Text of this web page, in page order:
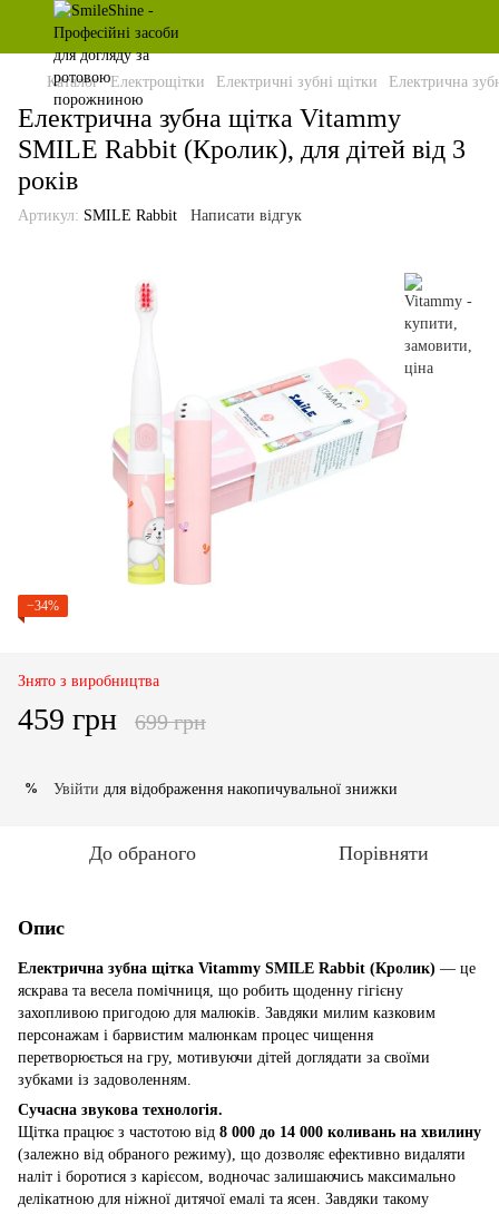
Каталог Електрощітки Електричні зубні щітки Електрична
Електрична зубна щітка Vitammy
SMILE Rabbit (Кролик), для дітей від 3
років
Артикул: SMILE Rabbit Написати відгук
−34%
Знято з виробництва
459 грн 699 грн
% Увійти для відображення накопичувальної знижки
До обраного Порівняти
Опис
Електрична зубна щітка Vitammy SMILE Rabbit (Кролик) — це
яскрава та весела помічниця, що робить щоденну гігієну
захопливою пригодою для малюків. Завдяки милим казковим
персонажам і барвистим малюнкам процес чищення
перетворюється на гру, мотивуючи дітей доглядати за своїми
зубками із задоволенням.
Сучасна звукова технологія.
Щітка працює з частотою від 8 000 до 14 000 коливань на хвилину
(залежно від обраного режиму), що дозволяє ефективно видаляти
наліт і боротися з карієсом, водночас залишаючись максимально
делікатною для ніжної дитячої емалі та ясен. Завдяки такому